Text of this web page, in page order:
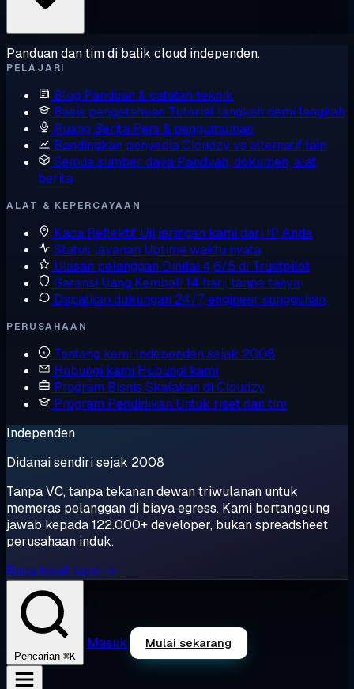
Panduan dan tim di balik cloud independen.
PELAJARI
Blog Panduan & catatan teknik
Basis pengetahuan Tutorial langkah demi langkah
Ruang Berita Pers & pengumuman
Bandingkan penyediaCloudzy vs alternatif lain
Semua sumber daya Panduan, dokumen, alat,
berita
ALAT & KEPERCAYAAN
Kaca Reflektif Uji jaringan kami dari IP Anda
Status layanan Uptime waktu nyata
Ulasan pelanggan Dinilai 4,6/5 di Trustpilot
Garansi Uang Kembali 14 hari, tanpa tanya
Dapatkan dukungan 24/7, engineer sungguhan
PERUSAHAAN
Tentang kami Independen sejak 2008
Hubungi kami Hubungi kami
Program Bisnis Skalakan di Cloudzy
Program Pendidikan Untuk riset dan tim
Independen
Didanai sendiri sejak 2008
Tanpa VC, tanpa tekanan dewan triwulanan untuk
memeras pelanggan di biaya egress. Kami bertanggung
jawab kepada 122.000+ developer, bukan spreadsheet
perusahaan induk.
Baca kisah kami →
Pencarian ⌘K
Masuk Mulai sekarang